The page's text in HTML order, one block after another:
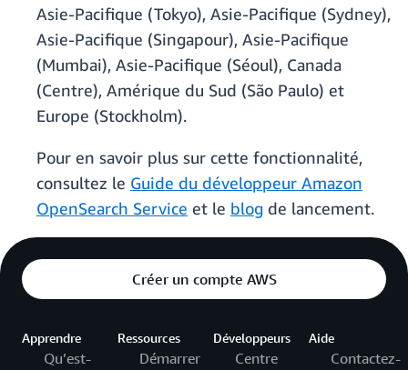
Asie-Pacifique (Tokyo), Asie-Pacifique (Sydney),
Asie-Pacifique (Singapour), Asie-Pacifique
(Mumbai), Asie-Pacifique (Séoul), Canada
(Centre), Amérique du Sud (São Paulo) et
Europe (Stockholm).
Pour en savoir plus sur cette fonctionnalité,
consultez le Guide du développeur Amazon
OpenSearch Service et le blog de lancement.
Créer un compte AWS
Apprendre
Qu’est-
Ressources
Démarrer
Développeurs
Centre
Aide
Contactez-